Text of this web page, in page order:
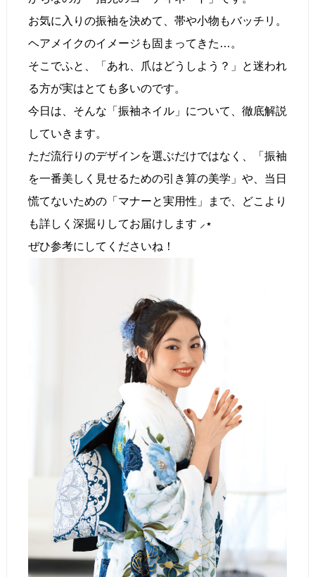
お気に入りの振袖を決めて、帯や小物もバッチリ。
ヘアメイクのイメージも固まってきた…。
そこでふと、「あれ、爪はどうしよう？」と迷われ
る方が実はとても多いのです。
今日は、そんな「振袖ネイル」について、徹底解説
していきます。
ただ流行りのデザインを選ぶだけではなく、「振袖
を一番美しく見せるための引き算の美学」や、当日
慌てないための「マナーと実用性」まで、どこより
も詳しく深掘りしてお届けします ⸝⋆
ぜひ参考にしてくださいね！